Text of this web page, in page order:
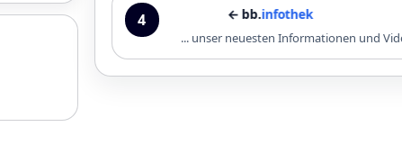
4 infothek
... unser neuesten Informationen und